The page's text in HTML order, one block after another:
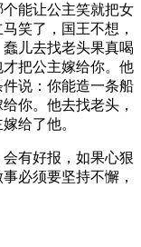
能让公主笑就把女
笑了，国王不想，
儿去找老头果真喝
把公主嫁给你。他
说：你能造一条船
你。他去找老头，
给了他。
有好报，如果心狠
必须要坚持不懈，